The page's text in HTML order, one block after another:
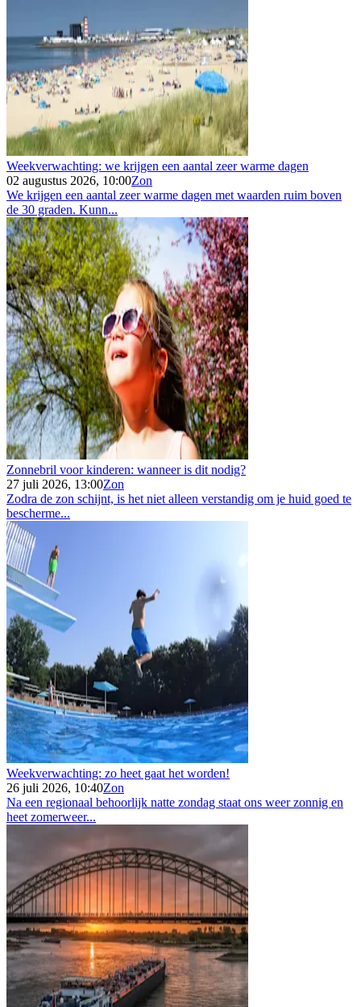
Weekverwachting: we krijgen een aantal zeer warme dagen
02 augustus 2026, 10:00Zon
We krijgen een aantal zeer warme dagen met waarden ruim boven
de 30 graden. Kunn...
Zonnebril voor kinderen: wanneer is dit nodig?
27 juli 2026, 13:00Zon
Zodra de zon schijnt, is het niet alleen verstandig om je huid goed te
bescherme...
Weekverwachting: zo heet gaat het worden!
26 juli 2026, 10:40Zon
Na een regionaal behoorlijk natte zondag staat ons weer zonnig en
heet zomerweer...